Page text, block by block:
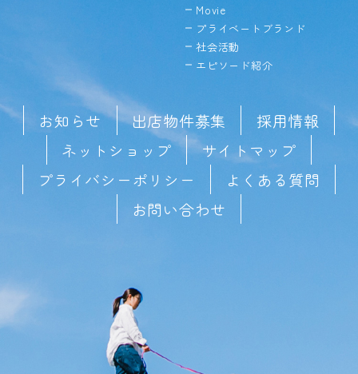
Movie
プライベートブランド
社会活動
エピソード紹介
お知らせ 出店物件募集
採用情報
ネットショップ
サイトマップ
プライバシーポリシー
よくある質問
お問い合わせ